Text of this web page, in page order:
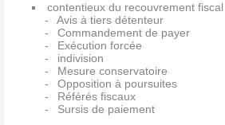
contentieux du recouvrement fiscal
Avis à tiers détenteur
Commandement de payer
Exécution forcée
indivision
Mesure conservatoire
Opposition à poursuites
Référés fiscaux
Sursis de paiement